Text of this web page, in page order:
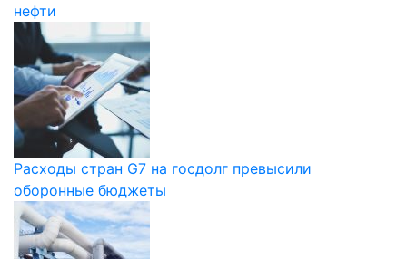
нефти
Расходы стран G7 на госдолг превысили
оборонные бюджеты